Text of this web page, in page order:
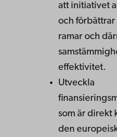
att initiativet
och
ramar och
effektivitet.
Utveckla
som är direkt
den